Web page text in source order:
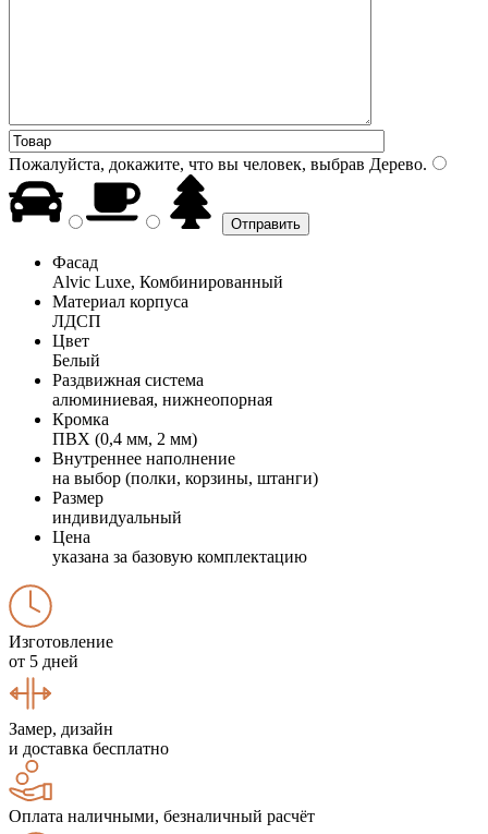
Пожалуйста, докажите, что вы человек, выбрав Дерево.
Фасад
Alvic Luxe, Комбинированный
Материал корпуса
ЛДСП
Цвет
Белый
Раздвижная система
алюминиевая, нижнеопорная
Кромка
ПВХ (0,4 мм, 2 мм)
Внутреннее наполнение
на выбор (полки, корзины, штанги)
Размер
индивидуальный
Цена
указана за базовую комплектацию
Изготовление
от 5 дней
Замер, дизайн
и доставка бесплатно
Оплата наличными, безналичный расчёт